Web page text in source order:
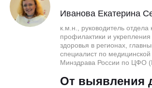
Иванова Екатерина
к.м.н., руководитель отдела
профилактики и
здоровья в регионах,
специалист по
Минздрава России по ЦФО
От выявления